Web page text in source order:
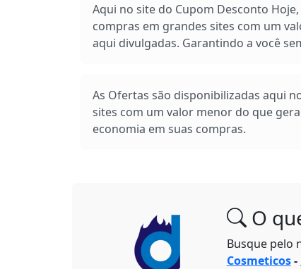
Aqui no site do Cupom Desconto
compras em grandes sites com um
aqui divulgadas. Garantindo a você
As Ofertas são disponibilizadas aqui
sites com um valor menor do que
economia em suas compras.
O
Busque pelo
Cosmeticos-